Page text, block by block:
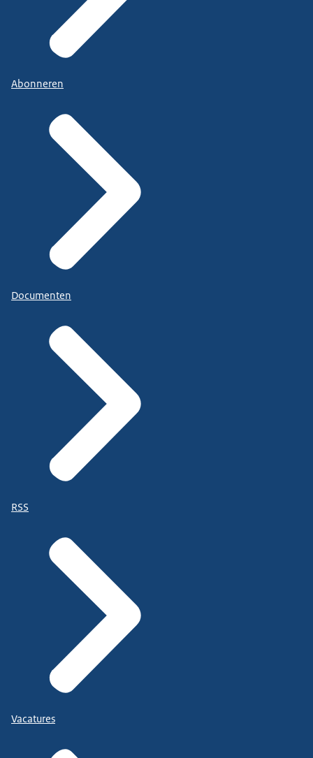
Abonneren
Documenten
RSS
Vacatures